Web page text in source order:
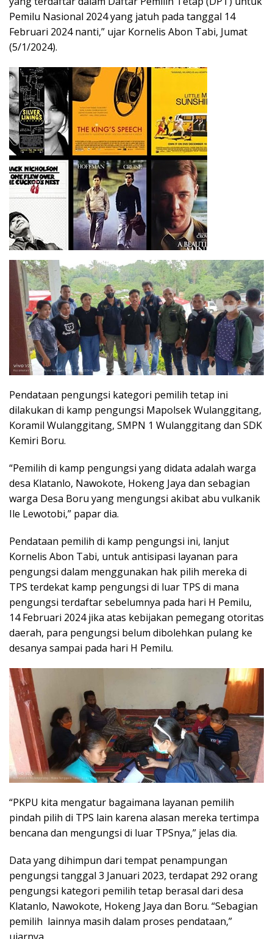
Pemilu Nasional 2024 yang jatuh pada tanggal 14
Februari 2024 nanti,” ujar Kornelis Abon Tabi, Jumat
(5/1/2024).
Pendataan pengungsi kategori pemilih tetap ini
dilakukan di kamp pengungsi Mapolsek Wulanggitang,
Koramil Wulanggitang, SMPN 1 Wulanggitang dan SDK
Kemiri Boru.
“Pemilih di kamp pengungsi yang didata adalah warga
desa Klatanlo, Nawokote, Hokeng Jaya dan sebagian
warga Desa Boru yang mengungsi akibat abu vulkanik
Ile Lewotobi,” papar dia.
Pendataan pemilih di kamp pengungsi ini, lanjut
Kornelis Abon Tabi, untuk antisipasi layanan para
pengungsi dalam menggunakan hak pilih mereka di
TPS terdekat kamp pengungsi di luar TPS di mana
pengungsi terdaftar sebelumnya pada hari H Pemilu,
14 Februari 2024 jika atas kebijakan pemegang otoritas
daerah, para pengungsi belum dibolehkan pulang ke
desanya sampai pada hari H Pemilu.
“PKPU kita mengatur bagaimana layanan pemilih
pindah pilih di TPS lain karena alasan mereka tertimpa
bencana dan mengungsi di luar TPSnya,” jelas dia.
Data yang dihimpun dari tempat penampungan
pengungsi tanggal 3 Januari 2023, terdapat 292 orang
pengungsi kategori pemilih tetap berasal dari desa
Klatanlo, Nawokote, Hokeng Jaya dan Boru. “Sebagian
pemilih lainnya masih dalam proses pendataan,”